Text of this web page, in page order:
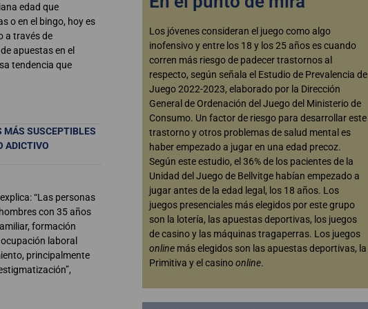
edad que
o en el bingo, hoy es
a través de
apuestas en el
tendencia que
MÁS SUSCEPTIBLES
ADICTIVO
“Las personas
con 35 años
formación
laboral
principalmente
Los jóvenes consideran el juego como algo
inofensivo y entre los 18 y los 25 años es cuando
corren más riesgo de padecer trastornos al
respecto, según señala el Estudio de Prevalencia de
Juego 2022-2023, elaborado por la Dirección
General de Ordenación del Juego del Ministerio de
Consumo. Un factor de riesgo para desarrollar este
trastorno y otros problemas de salud mental es
haber empezado a jugar en una edad precoz.
Según este estudio, el 36% de los pacientes de la
Unidad del Juego de Bellvitge habían empezado a
jugar antes de la edad legal, los 18 años. Los
juegos presenciales más elegidos por este grupo
son la lotería, las apuestas deportivas, los juegos
de casino y las máquinas tragaperras. Los juegos
onlinemás elegidos son las apuestas deportivas, la
Primitiva y el casinoonline.